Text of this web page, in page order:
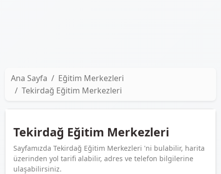
Ana Sayfa
Eğitim Merkezleri
Tekirdağ Eğitim Merkezleri
Tekirdağ Eğitim Merkezleri
Sayfamızda Tekirdağ Eğitim Merkezleri 'ni bulabilir, harita
üzerinden yol tarifi alabilir, adres ve telefon bilgilerine
ulaşabilirsiniz.